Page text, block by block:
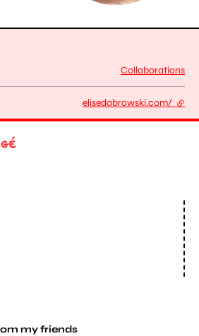
Collaborations
elisedabrowski.com/ -
my friends